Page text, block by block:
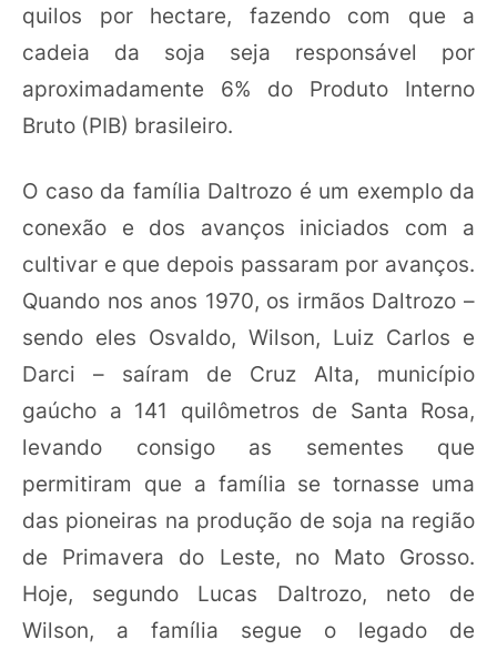
quilos por hectare, fazendo com que a
cadeia da soja seja responsável por
aproximadamente 6% do Produto Interno
Bruto (PIB) brasileiro.
O caso da família Daltrozo é um exemplo da
conexão e dos avanços iniciados com a
cultivar e que depois passaram por avanços.
Quando nos anos 1970, os irmãos Daltrozo –
sendo eles Osvaldo, Wilson, Luiz Carlos e
Darci – saíram de Cruz Alta, município
gaúcho a 141 quilômetros de Santa Rosa,
levando consigo as sementes que
permitiram que a família se tornasse uma
das pioneiras na produção de soja na região
de Primavera do Leste, no Mato Grosso.
Hoje, segundo Lucas Daltrozo, neto de
Wilson, a família segue o legado de